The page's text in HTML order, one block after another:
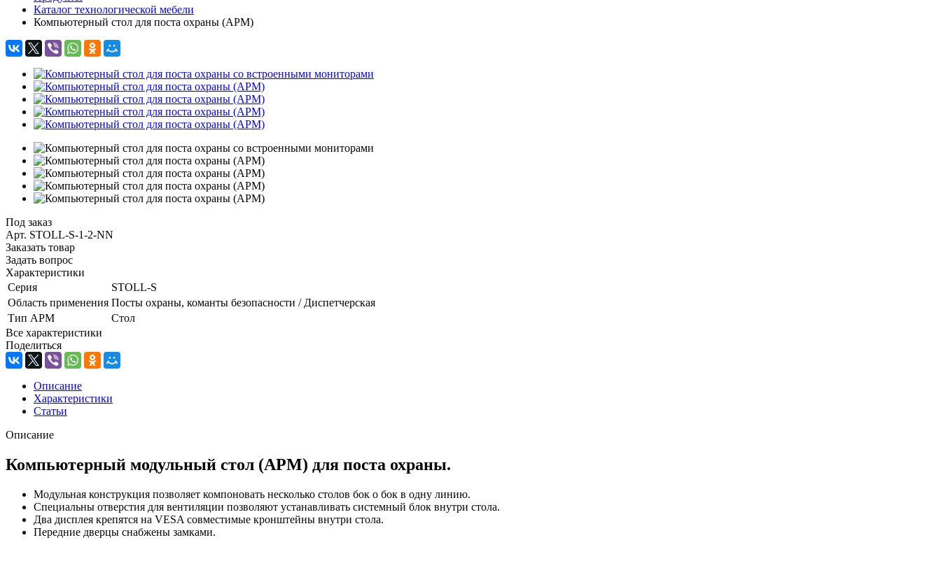
Каталог технологической мебели
Компьютерный стол для поста охраны (АРМ)
Под заказ
Арт. STOLL-S-1-2-NN
Заказать товар
Задать вопрос
Характеристики
Серия
STOLL-S
Область применения Посты охраны, команты безопасности / Диспетчерская
Тип АРМ
Стол
Все характеристики
Поделиться
Описание
Характеристики
Статьи
Описание
Компьютерный модульный стол (АРМ) для поста охраны.
Модульная конструкция позволяет компоновать несколько столов бок о бок в одну линию.
Специальны отверстия для вентиляции позволяют устанавливать системный блок внутри стола.
Два дисплея крепятся на VESA совместимые кронштейны внутри стола.
Передние дверцы снабжены замками.